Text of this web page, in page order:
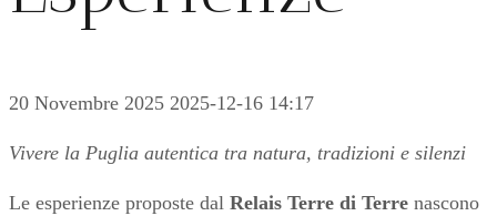
20 Novembre 2025 2025-12-16 14:17
Vivere la Puglia autentica tra natura, tradizioni e silenzi
Le esperienze proposte dal Relais Terre di Terre nascono